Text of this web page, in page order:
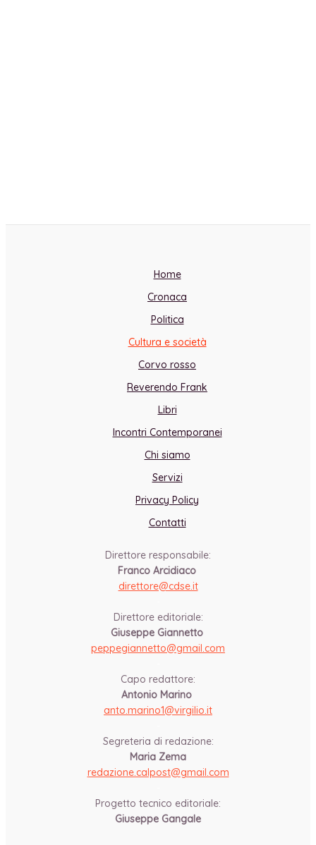
Home
Cronaca
Politica
Cultura e società
Corvo rosso
Reverendo Frank
Libri
Incontri Contemporanei
Chi siamo
Servizi
Privacy Policy
Contatti
Direttore responsabile:
Franco Arcidiaco
direttore@cdse.it
Direttore editoriale:
Giuseppe Giannetto
peppegiannetto@gmail.com
Capo redattore:
Antonio Marino
anto.marino1@virgilio.it
Segreteria di redazione:
Maria Zema
redazione.calpost@gmail.com
Progetto tecnico editoriale:
Giuseppe Gangale